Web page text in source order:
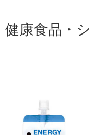
健康食品・